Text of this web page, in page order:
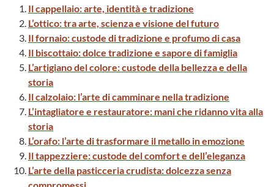
Il cappellaio: arte, identità e tradizione
L’ottico: tra arte, scienza e visione del futuro
Il fornaio: custode di tradizione e profumo di casa
Il biscottaio: dolce tradizione e sapore di famiglia
L’artigiano del colore: custode della bellezza e della
storia
Il calzolaio: l’arte di camminare nella tradizione
L’intagliatore e restauratore: mani che ridanno vita alla
storia
L’orafo: l’arte di trasformare il metallo in emozione
Il tappezziere: custode del comfort e dell’eleganza
L’arte della pasticceria crudista: dolcezza senza